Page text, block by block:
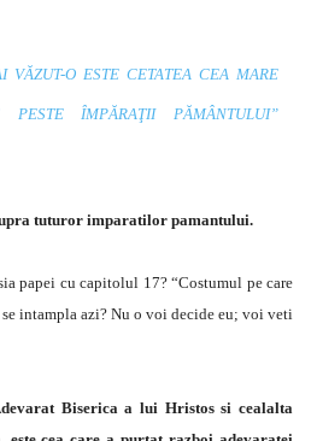
O ESTE CETATEA CEA MARE
PESTE ÎMPĂRAŢII PĂMÂNTULUI”
tuturor imparatilor pamantului.
papei cu capitolul 17? “Costumul pe care
intampla azi? Nu o voi decide eu; voi veti
Biserica a lui Hristos si cealalta